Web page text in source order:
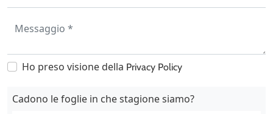
Ho preso visione della Privacy Policy
Cadono le foglie in che stagione siamo?